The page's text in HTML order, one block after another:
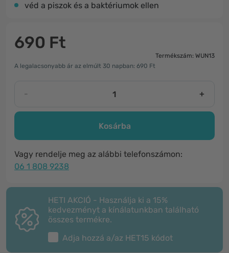
véd a piszok és a baktériumok ellen
690 Ft
Termékszám: WUN13
A legalacsonyabb ár az elmúlt 30 napban: 690 Ft
- +
Kosárba
Vagy rendelje meg az alábbi telefonszámon:
06 1 808 9238
HETI AKCIÓ - Használja ki a 15%
kedvezményt a kínálatunkban található
összes termékre.
Adja hozzá a/az HET15 kódot